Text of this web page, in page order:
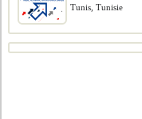
Tunis, Tunisie